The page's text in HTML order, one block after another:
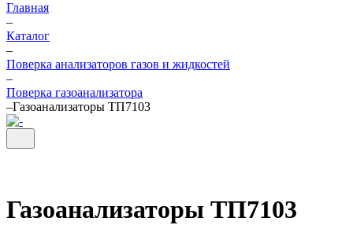
Главная
–
Каталог
–
Поверка анализаторов газов и жидкостей
–
Поверка газоанализатора
–Газоанализаторы ТП7103
Газоанализаторы ТП7103